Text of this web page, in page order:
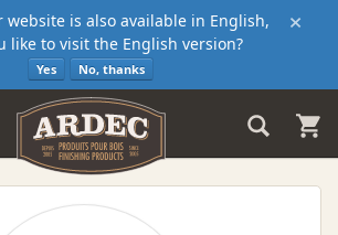
×
website is also available in English,
like to visit the English version?
Yes No, thanks